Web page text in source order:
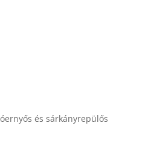
és sárkányrepülős